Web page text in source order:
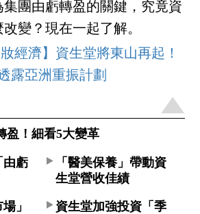
團由虧轉盈的關鍵，究竟資
變？現在一起了解。
經濟】資生堂將東山再起！
露亞洲重振計劃
盈！細看5大變革
由虧
「醫美保養」帶動資
生堂營收佳績
」
資生堂加強投資「季